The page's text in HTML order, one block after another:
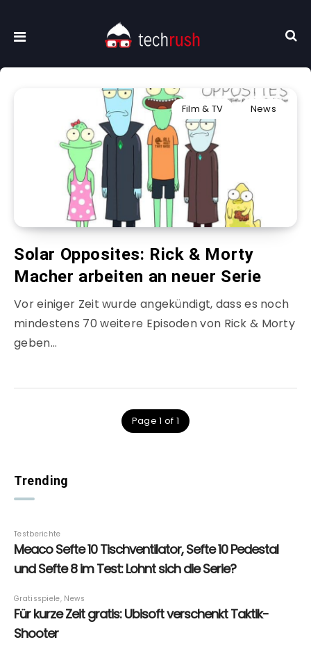
Film & TV News
Solar Opposites: Rick & Morty
Macher arbeiten an neuer Serie
Vor einiger Zeit wurde angekündigt, dass es noch
mindestens 70 weitere Episoden von Rick & Morty
geben…
Page 1 of 1
Trending